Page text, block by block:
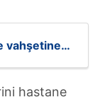
vahşetine
hastane